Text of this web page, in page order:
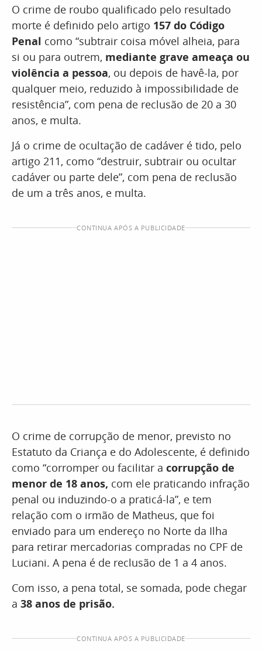
O crime de roubo qualificado pelo resultado
morte é definido pelo artigo 157 do Código
Penal como “subtrair coisa móvel alheia, para
si ou para outrem, mediante grave ameaça ou
violência a pessoa, ou depois de havê-la, por
qualquer meio, reduzido à impossibilidade de
resistência”, com pena de reclusão de 20 a 30
anos, e multa.
Já o crime de ocultação de cadáver é tido, pelo
artigo 211, como “destruir, subtrair ou ocultar
cadáver ou parte dele”, com pena de reclusão
de um a três anos, e multa.
CONTINUA APÓS A PUBLICIDADE
O crime de corrupção de menor, previsto no
Estatuto da Criança e do Adolescente, é definido
como “corromper ou facilitar a corrupção de
menor de 18 anos, com ele praticando infração
penal ou induzindo-o a praticá-la”, e tem
relação com o irmão de Matheus, que foi
enviado para um endereço no Norte da Ilha
para retirar mercadorias compradas no CPF de
Luciani. A pena é de reclusão de 1 a 4 anos.
Com isso, a pena total, se somada, pode chegar
a 38 anos de prisão.
CONTINUA APÓS A PUBLICIDADE